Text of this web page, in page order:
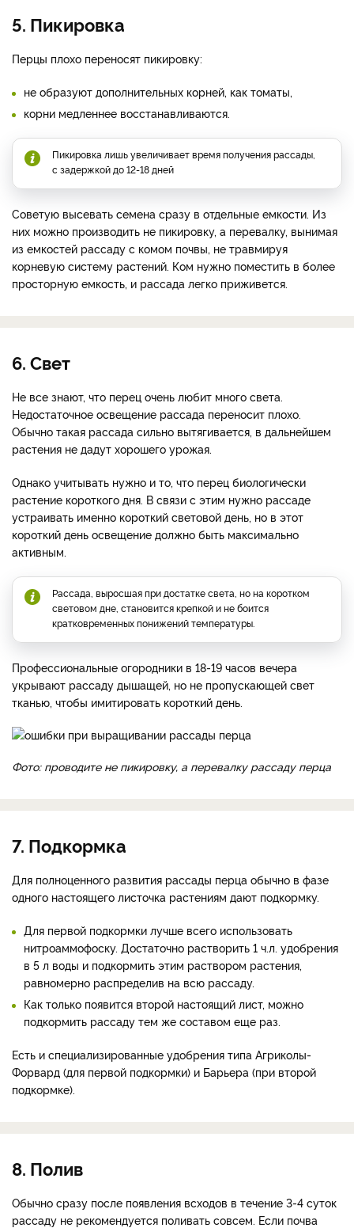
5. Пикировка
Перцы плохо переносят пикировку:
не образуют дополнительных корней, как томаты,
корни медленнее восстанавливаются.
Пикировка лишь увеличивает время получения рассады,
с задержкой до 12-18 дней
Советую высевать семена сразу в отдельные емкости. Из
них можно производить не пикировку, а перевалку, вынимая
из емкостей рассаду с комом почвы, не травмируя
корневую систему растений. Ком нужно поместить в более
просторную емкость, и рассада легко приживется.
6. Свет
Не все знают, что перец очень любит много света.
Недостаточное освещение рассада переносит плохо.
Обычно такая рассада сильно вытягивается, в дальнейшем
растения не дадут хорошего урожая.
Однако учитывать нужно и то, что перец биологически
растение короткого дня. В связи с этим нужно рассаде
устраивать именно короткий световой день, но в этот
короткий день освещение должно быть максимально
активным.
Рассада, выросшая при достатке света, но на коротком
световом дне, становится крепкой и не боится
кратковременных понижений температуры.
Профессиональные огородники в 18-19 часов вечера
укрывают рассаду дышащей, но не пропускающей свет
тканью, чтобы имитировать короткий день.
Фото: проводите не пикировку, а перевалку рассаду перца
7. Подкормка
Для полноценного развития рассады перца обычно в фазе
одного настоящего листочка растениям дают подкормку.
Для первой подкормки лучше всего использовать
нитроаммофоску. Достаточно растворить 1 ч.л. удобрения
в 5 л воды и подкормить этим раствором растения,
равномерно распределив на всю рассаду.
Как только появится второй настоящий лист, можно
подкормить рассаду тем же составом еще раз.
Есть и специализированные удобрения типа Агриколы-
Форвард (для первой подкормки) и Барьера (при второй
подкормке).
8. Полив
Обычно сразу после появления всходов в течение 3-4 суток
рассаду не рекомендуется поливать совсем. Если почва